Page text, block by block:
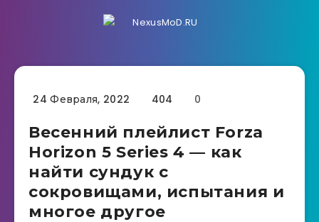
24 Февраля, 2022 404 0
Весенний плейлист Forza
Horizon 5 Series 4 — как
найти сундук с
сокровищами, испытания и
многое другое